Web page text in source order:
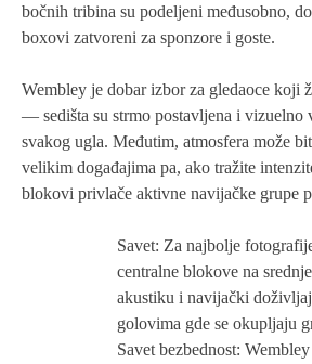
bočnih tribina su podeljeni međusobno,
boxovi zatvoreni za sponzore i goste.
Wembley je dobar izbor za gledaoce koji
— sedišta su strmo postavljena i vizuelno
svakog ugla. Međutim, atmosfera može
velikim događajima pa, ako tražite
blokovi privlače aktivne navijačke grupe
Savet: Za najbolje
centralne blokove na
akustiku i navijački
golovima gde se okupljaju
Savet bezbednost: